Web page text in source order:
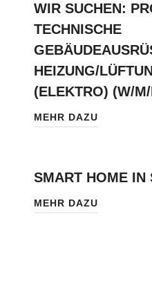
WIR SUCHEN:
TECHNISCHE
HEIZUNG/
(ELEKTRO) (W/
MEHR DAZU
SMART HOME IN
MEHR DAZU